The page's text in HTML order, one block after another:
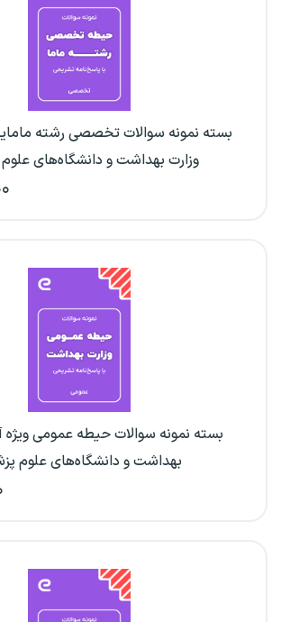
بسته نمونه سوالات تخصصی رشته
وزارت بهداشت و دانشگاه‌های
بسته نمونه سوالات حیطه عمومی ویژه
بهداشت و دانشگاه‌های علوم